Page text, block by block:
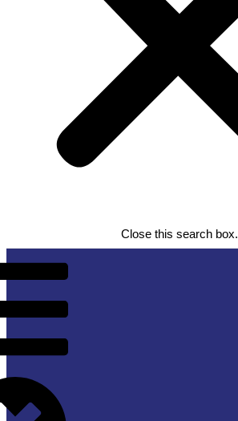
Close this search box.